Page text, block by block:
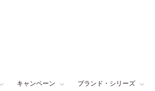
キャンペーン ブランド・シリーズ